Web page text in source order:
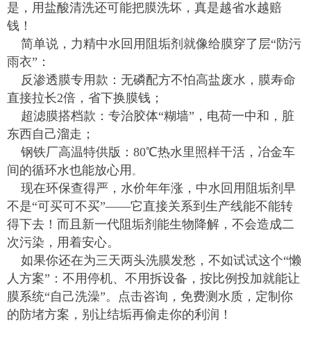
是，用盐酸清洗还可能把膜洗坏，真是越省水越赔
钱！
简单说，力精中水回用阻垢剂就像给膜穿了层“防污
雨衣”：
反渗透膜专用款：无磷配方不怕高盐废水，膜寿命
直接拉长2倍，省下换膜钱；
超滤膜搭档款：专治胶体“糊墙”，电荷一中和，脏
东西自己溜走；
钢铁厂高温特供版：80℃热水里照样干活，冶金车
间的循环水也能放心用 。
现在环保查得严，水价年年涨，中水回用阻垢剂早
不是“可买可不买”——它直接关系到生产线能不能转
得下去！而且新一代阻垢剂能生物降解，不会造成二
次污染，用着安心。
如果你还在为三天两头洗膜发愁，不如试试这个“懒
人方案”：不用停机、不用拆设备，按比例投加就能让
膜系统“自己洗澡”。点击咨询，免费测水质，定制你
的防堵方案，别让结垢再偷走你的利润！